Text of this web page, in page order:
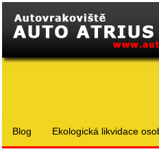
Blog Ekologická likvidace